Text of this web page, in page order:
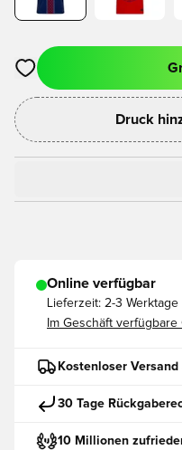
Öffnet ein neues Fenster
Druck
Online verfügbar
Lieferzeit: 2-3 Werktage
Im Geschäft verfügbare
Kostenloser
30 Tage
10 Millionen